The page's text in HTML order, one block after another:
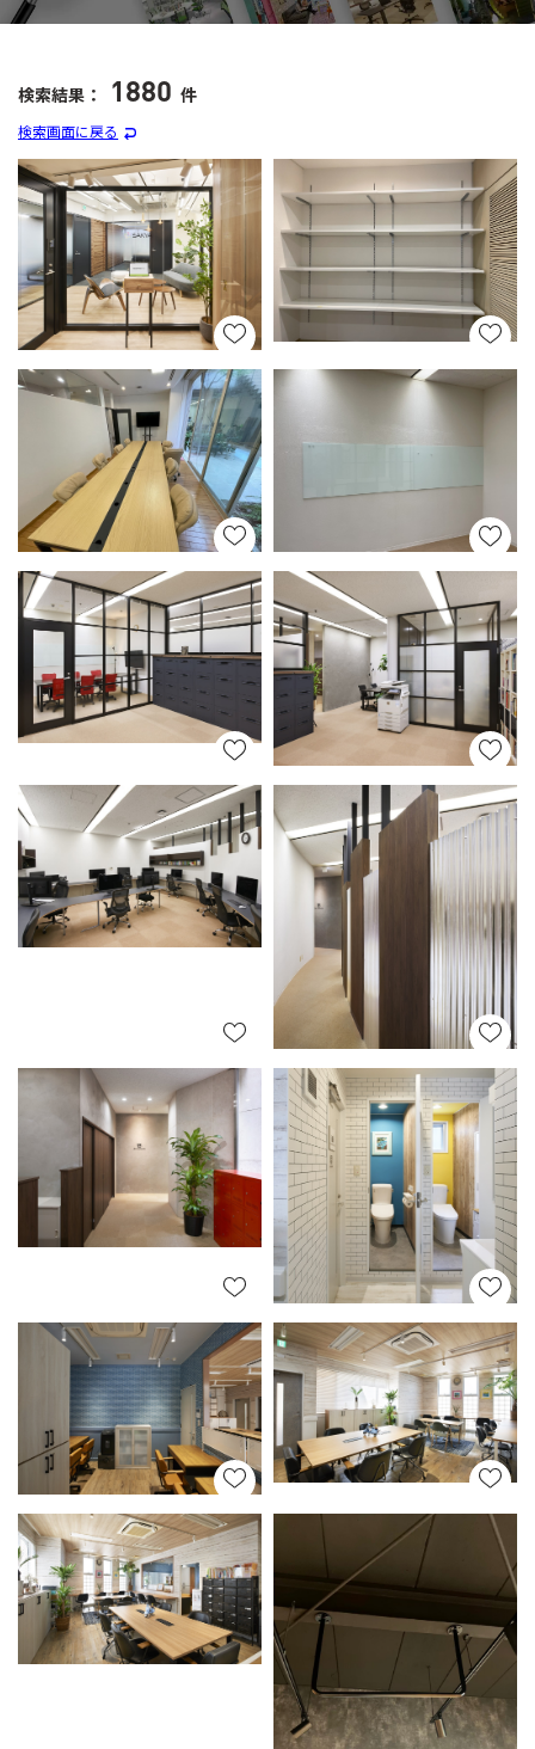
検索結果： 1880 件
検索画面に戻る